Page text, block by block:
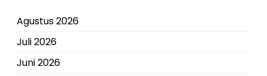
Agustus 2026
Juli 2026
Juni 2026